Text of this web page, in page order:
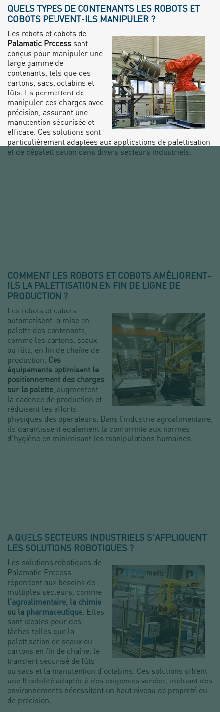
QUELS TYPES DE CONTENANTS LES ROBOTS ET
COBOTS PEUVENT-ILS MANIPULER ?
Les robots et cobots de
Palamatic Process sont
conçus pour manipuler une
large gamme de
contenants, tels que des
cartons, sacs, octabins et
fûts. Ils permettent de
manipuler ces charges avec
précision, assurant une
manutention sécurisée et
efficace. Ces solutions sont
particulièrement adaptées aux applications de palettisation
et de dépalettisation dans divers secteurs industriels.
COMMENT LES ROBOTS ET COBOTS AMÉLIORENT-
ILS LA PALETTISATION EN FIN DE LIGNE DE
PRODUCTION ?
Les robots et cobots
automatisent la mise en
palette des contenants,
comme les cartons, seaux
ou fûts, en fin de chaîne de
production. Ces
équipements optimisent le
positionnement des charges
sur la palette , augmentent
la cadence de production et
réduisent les efforts
physiques des opérateurs. Dans l’industrie agroalimentaire,
ils garantissent également la conformité aux normes
d’hygiène en minimisant les manipulations humaines.
A QUELS SECTEURS INDUSTRIELS S'APPLIQUENT
LES SOLUTIONS ROBOTIQUES ?
Les solutions robotiques de
Palamatic Process
répondent aux besoins de
multiples secteurs, comme
l'agroalimentaire, la chimie
ou la pharmaceutique. Elles
sont idéales pour des
tâches telles que la
palettisation de seaux ou
cartons en fin de chaîne, le
transfert sécurisé de fûts
ou sacs et la manutention d’octabins. Ces solutions offrent
une flexibilité adaptée à des exigences variées, incluant des
environnements nécessitant un haut niveau de propreté ou
de précision.